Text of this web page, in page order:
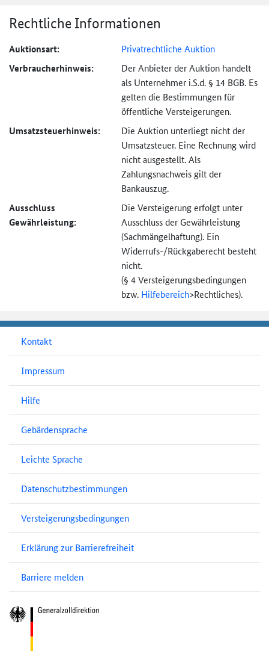
Rechtliche Informationen
Auktionsart: Privatrechtliche Auktion
Verbraucher­hinweis:
Der Anbieter der Auktion handelt
als Unternehmer i.S.d. § 14 BGB. Es
gelten die Bestimmungen für
öffentliche Versteigerungen.
Umsatzsteuer­hinweis:
Die Auktion unterliegt nicht der
Umsatzsteuer. Eine Rechnung wird
nicht ausgestellt. Als
Zahlungsnachweis gilt der
Bankauszug.
Ausschluss
Gewährleistung:
Die Versteigerung erfolgt unter
Ausschluss der Gewährleistung
(Sachmängel­haftung). Ein
Widerrufs-/Rückgaberecht besteht
nicht.
(§ 4 Versteigerungs­bedingungen
bzw. Hilfebereich>Rechtliches).
Kontakt
Impressum
Hilfe
Gebärdensprache
Leichte Sprache
Datenschutzbestimmungen
Versteigerungsbedingungen
Erklärung zur Barrierefreiheit
Barriere melden